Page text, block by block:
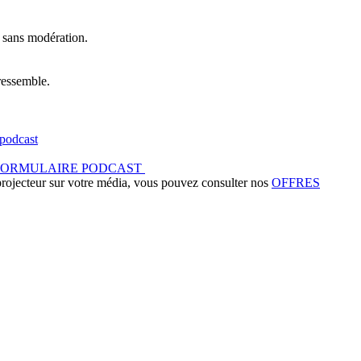
modération.
PODCAST
sur votre média, vous pouvez consulter nos OFFRES